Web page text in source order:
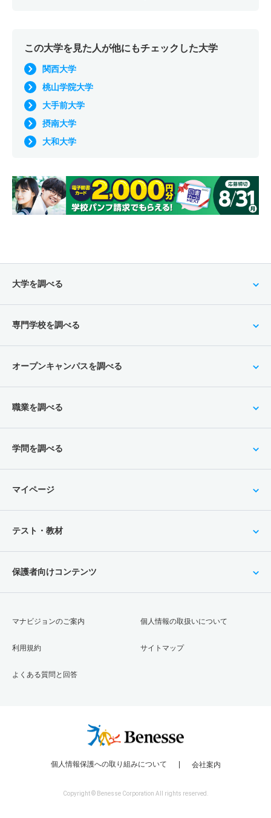
この大学を見た人が他にもチェックした大学
関西大学
桃山学院大学
大手前大学
摂南大学
大和大学
大学を調べる
専門学校を調べる
オープンキャンパスを調べる
職業を調べる
学問を調べる
マイページ
テスト・教材
保護者向けコンテンツ
マナビジョンのご案内
利用規約
よくある質問と回答
個人情報の取扱いについて
サイトマップ
個人情報保護への取り組みについて 会社案内
Copyright © Benesse Corporation All rights reserved.